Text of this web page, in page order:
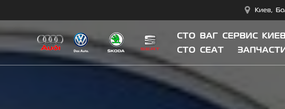
content
Киев,
СТО ВАГ СЕРВИС КИЕВ
СТО СЕАТ